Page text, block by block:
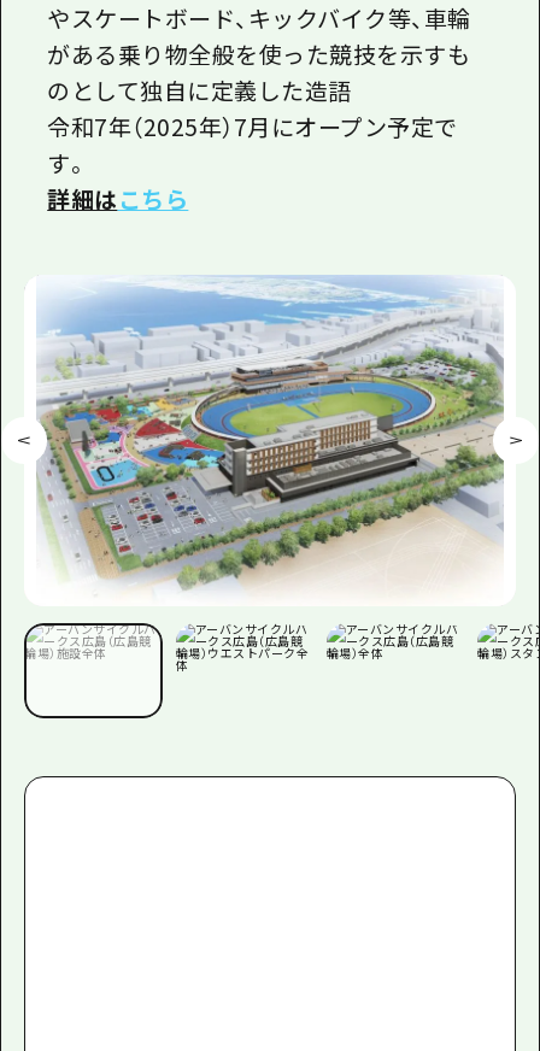
やスケートボード、キックバイク等、車輪
がある乗り物全般を使った競技を示すも
のとして独自に定義した造語
令和7年（2025年）7月にオープン予定で
す。
詳細はこちら